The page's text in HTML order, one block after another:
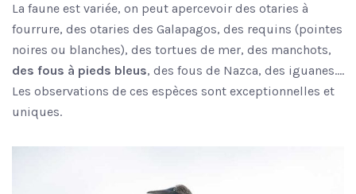
La faune est variée, on peut apercevoir des otaries à
fourrure, des otaries des Galapagos, des requins (pointes
noires ou blanches), des tortues de mer, des manchots,
des fous à pieds bleus, des fous de Nazca, des iguanes….
Les observations de ces espèces sont exceptionnelles et
uniques.